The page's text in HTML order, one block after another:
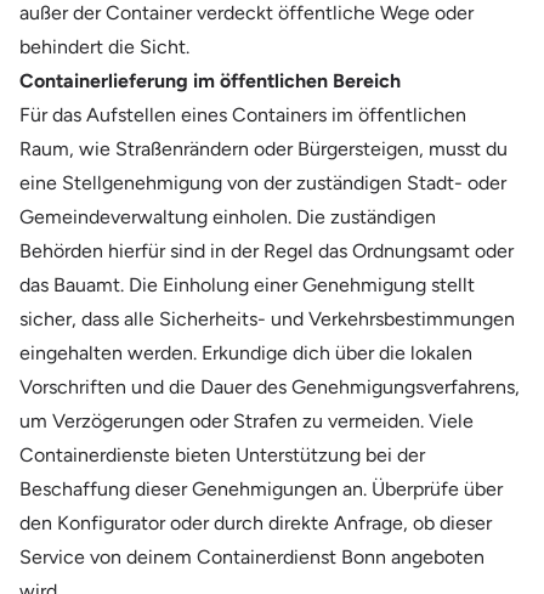
außer der Container verdeckt öffentliche Wege oder
behindert die Sicht.
Containerlieferung im öffentlichen Bereich
Für das Aufstellen eines Containers im öffentlichen
Raum, wie Straßenrändern oder Bürgersteigen, musst du
eine Stellgenehmigung von der zuständigen Stadt- oder
Gemeindeverwaltung einholen. Die zuständigen
Behörden hierfür sind in der Regel das Ordnungsamt oder
das Bauamt. Die Einholung einer Genehmigung stellt
sicher, dass alle Sicherheits- und Verkehrsbestimmungen
eingehalten werden. Erkundige dich über die lokalen
Vorschriften und die Dauer des Genehmigungsverfahrens,
um Verzögerungen oder Strafen zu vermeiden. Viele
Containerdienste bieten Unterstützung bei der
Beschaffung dieser Genehmigungen an. Überprüfe über
den Konfigurator oder durch direkte Anfrage, ob dieser
Service von deinem Containerdienst Bonn angeboten